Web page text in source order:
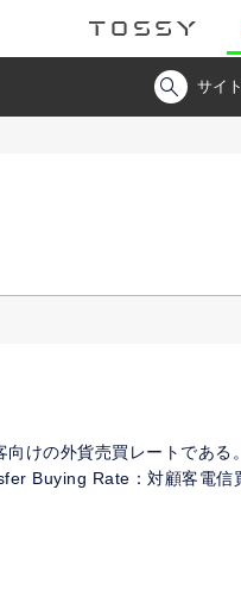
サイ
けの外貨売買レートである
Buying Rate：対顧客電信